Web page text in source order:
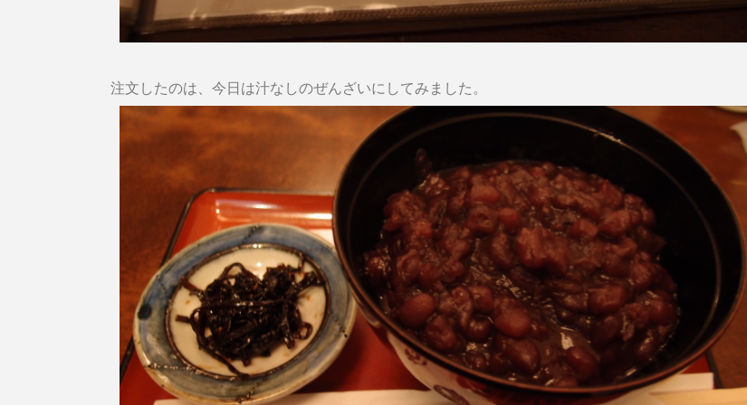
注文したのは、今日は汁なしのぜんざいにしてみました。